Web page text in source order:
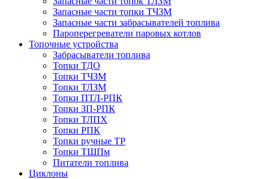
Запасные части топки ТЧЗМ
Запасные части забрасывателей топлива
Пароперегреватели паровых котлов
Топочные устройства
Забрасыватели топлива
Топки ТДО
Топки ТЧЗМ
Топки ТЛЗМ
Топки ПТЛ-РПК
Топки ЗП-РПК
Топки ТЛПХ
Топки РПК
Топки ручные ТР
Топки ТШПм
Питатели топлива
Циклоны